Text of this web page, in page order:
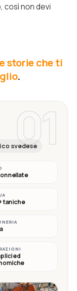
così non devi
storie che ti
.
01
svedese
taniche
ed